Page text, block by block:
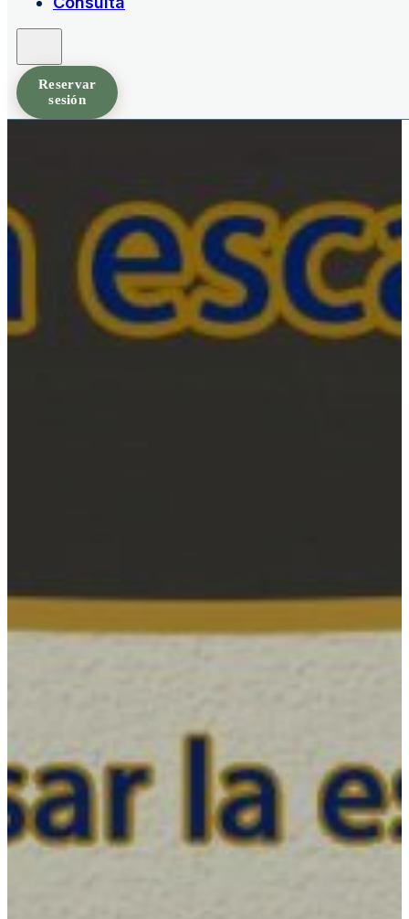
Reservar
sesión